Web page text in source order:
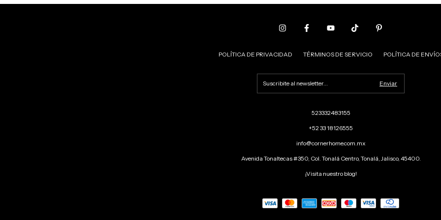
POLÍTICA DE PRIVACIDAD TÉRMINOS DE SERVICIO POLÍTICA DE
523332483155
+52 33 18126555
info@cornerhome.com.mx
Avenida Tonaltecas #350, Col. Tonalá Centro, Tonalá, Jalisco, 45400.
¡Visita nuestro blog!